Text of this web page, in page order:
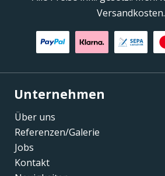
Versandkosten.
Unternehmen
Über uns
Referenzen/Galerie
Jobs
Kontakt